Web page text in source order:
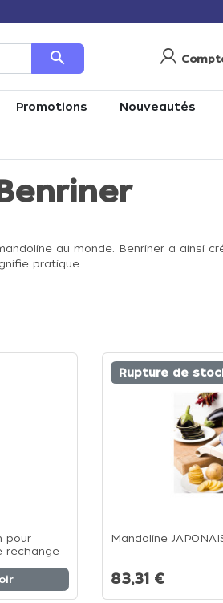
search
Promotions Nouveautés
au monde. Benriner a ainsi
pratique.
pour
rechange
Rupture de
Mandoline
83,31 €